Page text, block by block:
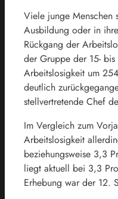
Viele junge Menschen
Ausbildung oder in
Rückgang der
der Gruppe der 15- bis
Arbeitslosigkeit um
deutlich
stellvertretende Chef
Im Vergleich zum
Arbeitslosigkeit
beziehungsweise 3,3
liegt aktuell bei 3,3
Erhebung war der 12.